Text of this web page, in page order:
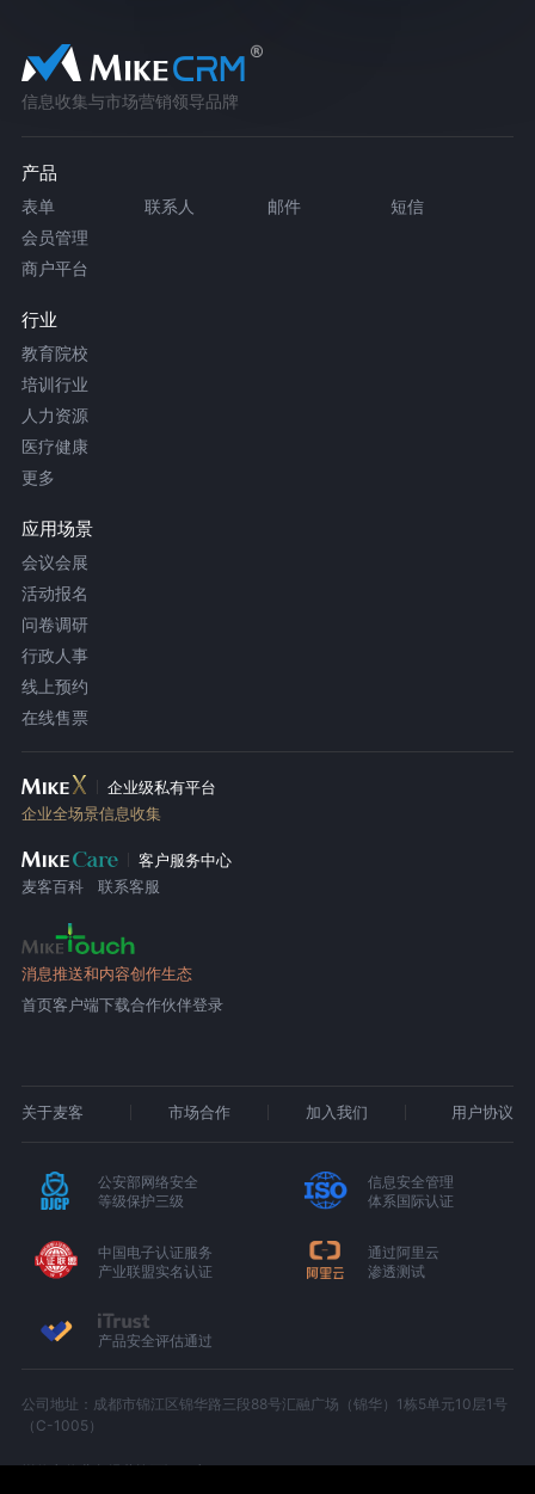
信息收集与市场营销领导品牌
产品
表单 联系人 邮件
短信
会员管理
商户平台
行业
教育院校
培训行业
人力资源
医疗健康
更多
应用场景
会议会展
活动报名
问卷调研
行政人事
线上预约
在线售票
企业级私有平台
企业全场景信息收集
客户服务中心
麦客百科
联系客服
消息推送和内容创作生态
首页客户端下载合作伙伴登录
关于麦客 市场合作 加入我们 用户协议
公安部网络安全
等级保护三级
信息安全管理
体系国际认证
中国电子认证服务
产业联盟实名认证
通过阿里云
渗透测试
产品安全评估通过
公司地址：成都市锦江区锦华路三段88号汇融广场（锦华）1栋5单元10层1号
（C-1005）
增值电信业务经营许可证：京B2-20180674